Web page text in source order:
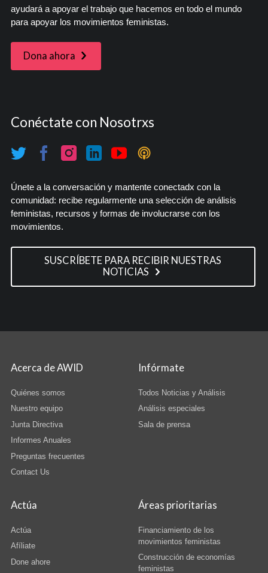
ayudará a apoyar el trabajo que hacemos en todo el mundo
para apoyar los movimientos feministas.
Dona ahora
Conéctate con Nosotrxs
Únete a la conversación y mantente conectadx con la
comunidad: recibe regularmente una selección de análisis
feministas, recursos y formas de involucrarse con los
movimientos.
SUSCRÍBETE PARA RECIBIR NUESTRAS
NOTICIAS
Acerca de AWID
Quiénes somos
Nuestro equipo
Junta Directiva
Informes Anuales
Preguntas frecuentes
Contact Us
Infórmate
Todos Noticias y Análisis
Análisis especiales
Sala de prensa
Actúa
Actúa
Afíliate
Done ahore
Áreas prioritarias
Financiamiento de los
movimientos feministas
Construcción de economías
feministas